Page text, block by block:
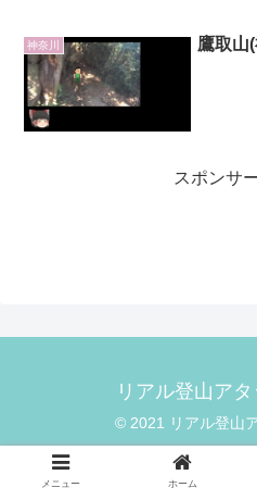
神奈川 鷹取山
スポンサ
リアル登山ア
© 2021 リアル登山
メニュー ホーム